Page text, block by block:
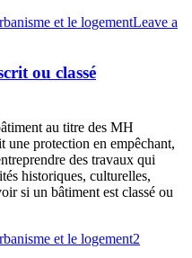
et le logementLeave a
ou classé
au titre des MH
protection en empêchant,
des travaux qui
historiques, culturelles,
si un bâtiment est classé ou
et le logement2